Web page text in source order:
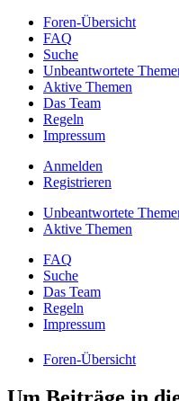
Foren-Übersicht
FAQ
Suche
Unbeantwortete
Aktive Themen
Das Team
Regeln
Impressum
Anmelden
Registrieren
Unbeantwortete
Aktive Themen
FAQ
Suche
Das Team
Regeln
Impressum
Foren-Übersicht